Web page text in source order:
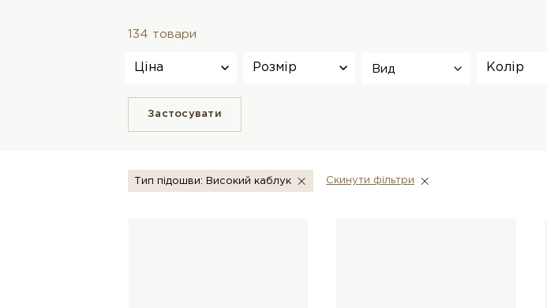
134 товари
Ціна Розмір Вид Колір
Застосувати
Тип підошви: Високий каблук Скинути фiльтри